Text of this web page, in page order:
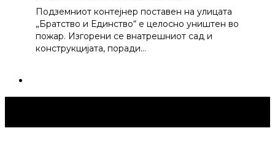
Подземниот контејнер поставен на улицата
„Братство и Единство“ е целосно уништен во
пожар. Изгорени се внатрешниот сад и
конструкцијата, поради…